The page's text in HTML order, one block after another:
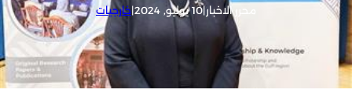
محرر الاخبار|10 يوليو, 2024 |خارجيات